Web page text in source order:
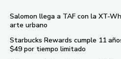
Salomon llega a TAF con la XT-
arte urbano
Starbucks Rewards cumple 11
$49 por tiempo limitado